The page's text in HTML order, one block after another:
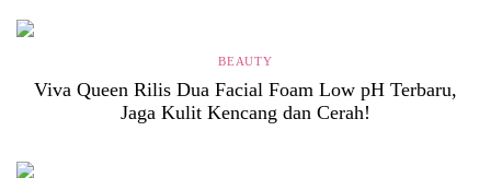
BEAUTY
Viva Queen Rilis Dua Facial Foam Low pH Terbaru,
Jaga Kulit Kencang dan Cerah!